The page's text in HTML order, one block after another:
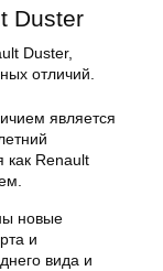
Duster
Duster,
отличий.
является
как Renault
новые
и
вида и